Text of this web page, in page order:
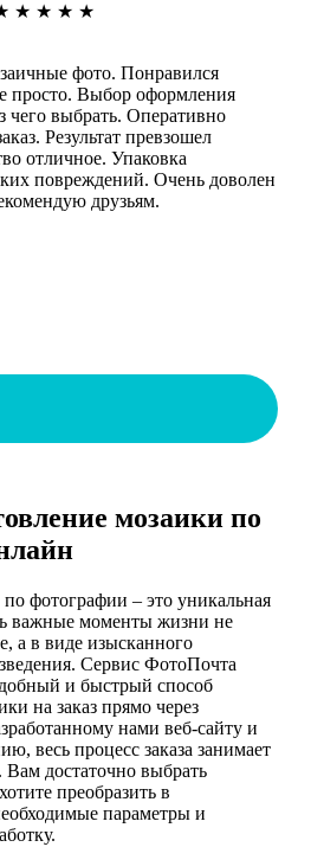
★ ★ ★ ★
фото. Понравился
просто. Выбор оформления
чего выбрать. Оперативно
Результат превзошел
отличное. Упаковка
повреждений. Очень доволен
друзьям.
мозаики по
фотографии – это уникальная
важные моменты жизни не
а в виде изысканного
Сервис ФотоПочта
и быстрый способ
на заказ прямо через
нами веб-сайту и
весь процесс заказа занимает
Вам достаточно выбрать
преобразить в
параметры и